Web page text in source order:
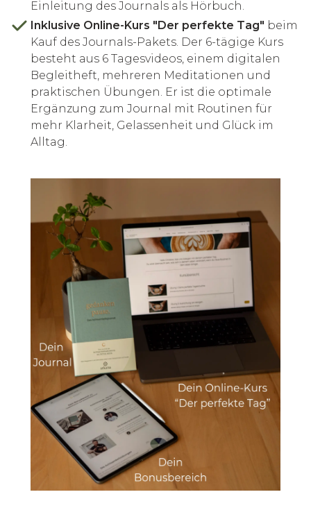
Einleitung des Journals als Hörbuch.
Inklusive Online-Kurs "Der perfekte Tag" beim
Kauf des Journals-Pakets. Der 6-tägige Kurs
besteht aus 6 Tagesvideos, einem digitalen
Begleitheft, mehreren Meditationen und
praktischen Übungen. Er ist die optimale
Ergänzung zum Journal mit Routinen für
mehr Klarheit, Gelassenheit und Glück im
Alltag.